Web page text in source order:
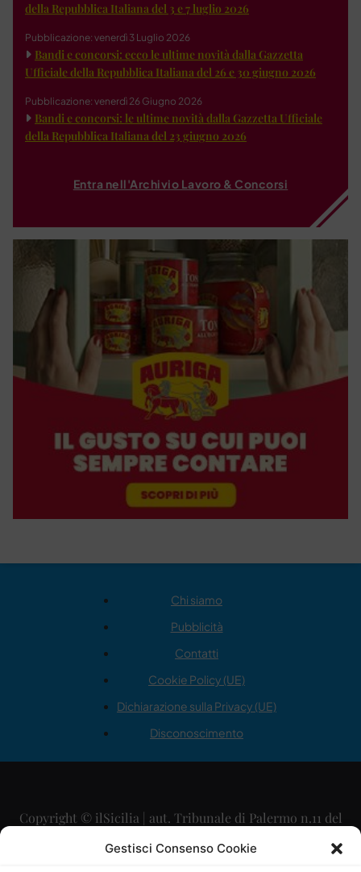
Gestisci Consenso Cookie
della Repubblica Italiana del 3 e 7 luglio 2026
Pubblicazione: venerdì 3 Luglio 2026
Bandi e concorsi: ecco le ultime novità dalla Gazzetta
Ufficiale della Repubblica Italiana del 26 e 30 giugno 2026
Pubblicazione: venerdì 26 Giugno 2026
Bandi e concorsi: le ultime novità dalla Gazzetta Ufficiale
della Repubblica Italiana del 23 giugno 2026
Entra nell'Archivio Lavoro & Concorsi
Chi siamo
Pubblicità
Contatti
Cookie Policy (UE)
Dichiarazione sulla Privacy (UE)
Disconoscimento
Copyright © ilSicilia | aut. Tribunale di Palermo n.11 del
29/09/2015